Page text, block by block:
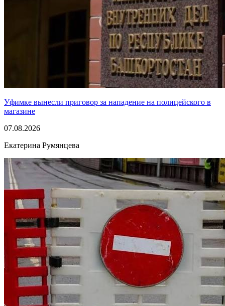
Уфимке вынесли приговор за нападение на полицейского в
магазине
07.08.2026
Екатерина Румянцева